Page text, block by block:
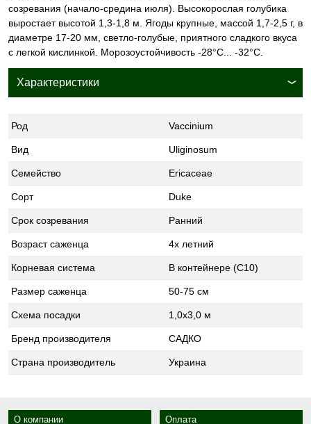
созревания (начало-средина июля). Высокорослая голубика
выростает высотой 1,3-1,8 м. Ягоды крупные, массой 1,7-2,5 г, в
диаметре 17-20 мм, светло-голубые, приятного сладкого вкуса
с легкой кислинкой. Морозоустойчивость -28°С... -32°С.
Характеристики
Род Vaccinium
Вид Uliginosum
Семейство Ericaceae
Сорт Duke
Срок созревания Ранний
Возраст саженца 4х летний
Корневая система В контейнере (С10)
Размер саженца 50-75 см
Схема посадки 1,0х3,0 м
Бренд производителя САДКО
Страна производитель Украина
О компании Оплата